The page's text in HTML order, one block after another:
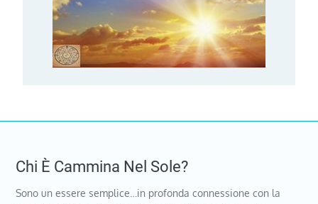
Chi È Cammina Nel Sole?
Sono un essere semplice…in profonda connessione con la